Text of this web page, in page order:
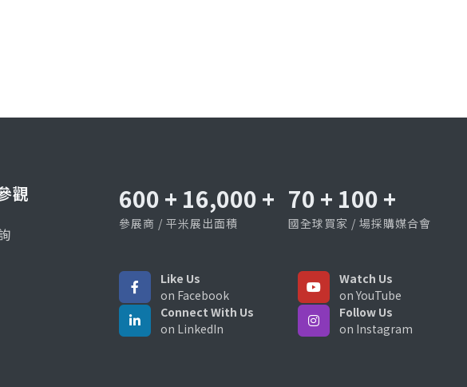
觀 600 + 16,000 +
參展商 / 平米展出面積
70 + 100 +
國全球買家 / 場採購媒合會
Like Us
on Facebook
Watch Us
on YouTube
Connect With Us
on LinkedIn
Follow Us
on Instagram